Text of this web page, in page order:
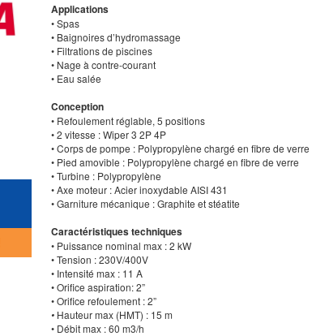
Applications
• Spas
• Baignoires d’hydromassage
• Filtrations de piscines
• Nage à contre-courant
• Eau salée
Conception
• Refoulement réglable, 5 positions
• 2 vitesse : Wiper 3 2P 4P
• Corps de pompe : Polypropylène chargé en fibre de verre
• Pied amovible : Polypropylène chargé en fibre de verre
• Turbine : Polypropylène
• Axe moteur : Acier inoxydable AISI 431
• Garniture mécanique : Graphite et stéatite
Caractéristiques techniques
• Puissance nominal max : 2 kW
• Tension : 230V/400V
• Intensité max : 11 A
• Orifice aspiration: 2”
• Orifice refoulement : 2”
• Hauteur max (HMT) : 15 m
• Débit max : 60 m3/h